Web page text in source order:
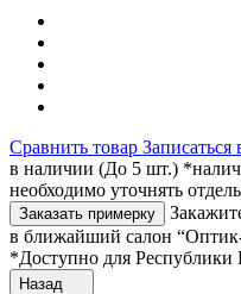
Сравнить товар Записаться
в наличии (До 5 шт.)
необходимо уточнять
Заказать примерку
в ближайший салон
*Доступно для Республики
Назад